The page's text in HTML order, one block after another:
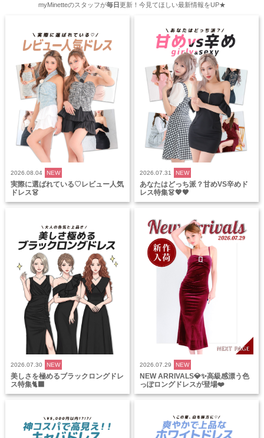
myMinetteのスタッフが毎日更新！今見てほしい最新情報をUP★
2026.08.04 NEW
実際に選ばれている♡レビュー人気
ドレス👗
2026.07.31 NEW
あなたはどっち派？甘めVS辛めド
レス特集👗💖🖤
2026.07.30 NEW
美しさを極めるブラックロングドレ
ス特集🐈‍⬛
2026.07.29 NEW
NEW ARRIVALS💎✨高級感漂う色
っぽロングドレスが登場❤️